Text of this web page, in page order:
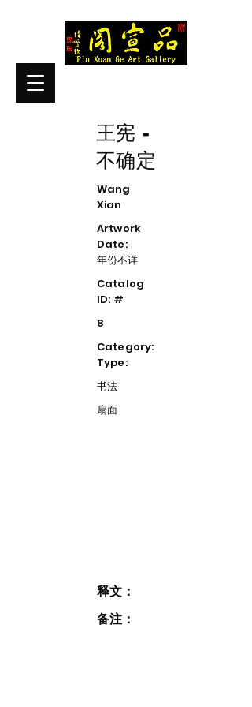
王宪 -
不确定
Wang
Xian
Artwork
Date:
年份不详
Catalog
ID: #
8
Category:
Type:
书法
扇面
释文：
备注：